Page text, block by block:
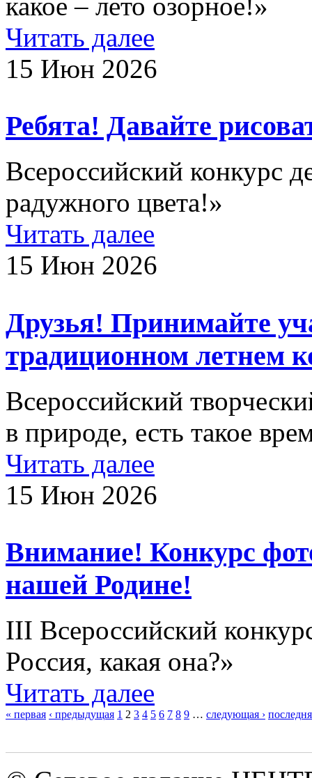
Читать далее
15 Июн 2026
Ребята! Давайте
Всероссийский конкурс
радужного цвета!»
Читать далее
15 Июн 2026
Друзья! Принимайте
традиционном летнем
Всероссийский
в природе, есть такое
Читать далее
15 Июн 2026
Внимание! Конкурс
нашей Родине!
III Всероссийский
Россия, какая она?»
Читать далее
« первая ‹ предыдущая 1 2 3 4 5 6 7 8 9 … следующая ›